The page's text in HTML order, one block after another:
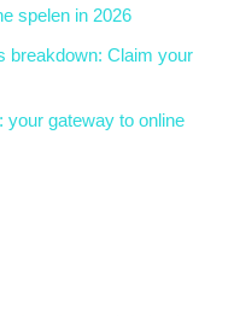
spelen in 2026
breakdown: Claim your
your gateway to online